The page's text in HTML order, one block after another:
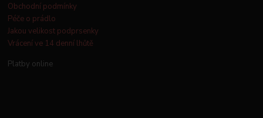
Obchodní podmínky
Péče o prádlo
Jakou velikost podprsenky
Vrácení ve 14 denní lhůtě
Platby online